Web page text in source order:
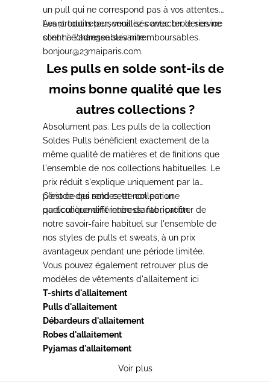
un pull qui ne correspond pas à vos attentes.
Les produits personnalisés avec broderies ne
sont ni échangeables ni remboursables.
Avant tout retour, veuillez contacter le service
client à l'adresse suivante :
bonjour@23maiparis.com.
Les pulls en solde sont-ils de
moins bonne qualité que les
autres collections ?
Absolument pas. Les pulls de la collection
Soldes Pulls bénéficient exactement de la
même qualité de matières et de finitions que
l'ensemble de nos collections habituelles. Le
prix réduit s'explique uniquement par la
période des soldes, et non par une
quelconque différence de fabrication.
C'est ce qui rend cette collection
particulièrement intéressante : profiter de
notre savoir-faire habituel sur l'ensemble de
nos styles de pulls et sweats, à un prix
avantageux pendant une période limitée.
Vous pouvez également retrouver plus de
modèles de vêtements d'allaitement ici
T-shirts d'allaitement
Pulls d'allaitement
Débardeurs d'allaitement
Robes d'allaitement
Pyjamas d'allaitement
Voir plus